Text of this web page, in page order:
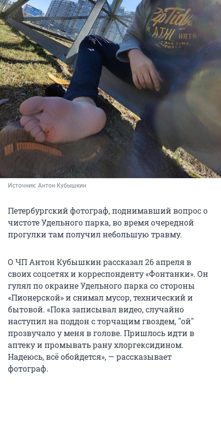
Источник: Антон Кубышкин
Петербургский фотограф, поднимавший вопрос о
чистоте Удельного парка, во время очередной
прогулки там получил небольшую травму.
О ЧП Антон Кубышкин рассказал 26 апреля в
своих соцсетях и корреспонденту «Фонтанки». Он
гулял по окраине Удельного парка со стороны
«Пионерской» и снимал мусор, технический и
бытовой. «Пока записывал видео, случайно
наступил на поддон с торчащим гвоздем, "ой"
прозвучало у меня в голове. Пришлось идти в
аптеку и промывать рану хлоргексидином.
Надеюсь, всё обойдется», — рассказывает
фотограф.